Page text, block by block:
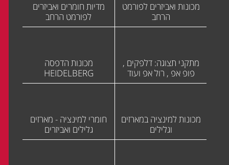
מכונות ואביזרים לפורמט
הרחב
מדיות חומרים ואביזרים
לפורמט הרחב
מתקני תצוגה: דלפקים ,
פופ אפ , רול אפ ועוד
מכונות הדפסה
HEIDELBERG
מכונות למינציה במארזים
וגלילים
חומרי למינציה - מארזים
גלילים ואביזרים